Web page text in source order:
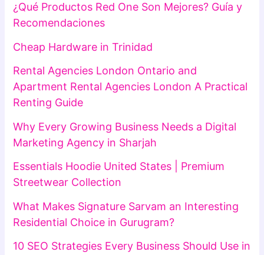
¿Qué Productos Red One Son Mejores? Guía y
Recomendaciones
Cheap Hardware in Trinidad
Rental Agencies London Ontario and
Apartment Rental Agencies London A Practical
Renting Guide
Why Every Growing Business Needs a Digital
Marketing Agency in Sharjah
Essentials Hoodie United States | Premium
Streetwear Collection
What Makes Signature Sarvam an Interesting
Residential Choice in Gurugram?
10 SEO Strategies Every Business Should Use in